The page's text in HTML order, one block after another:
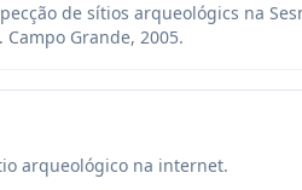
de sítios arqueológics na
Grande, 2005.
arqueológico na internet.